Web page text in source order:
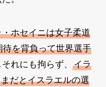
ホセイニは女子柔道
待を背負って世界選手
れにも拘らず、 イラ
だとイスラエルの選